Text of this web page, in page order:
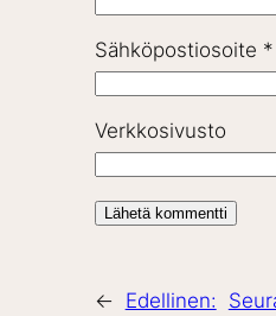
Sähköpostiosoite *
Verkkosivusto
←
Edellinen: